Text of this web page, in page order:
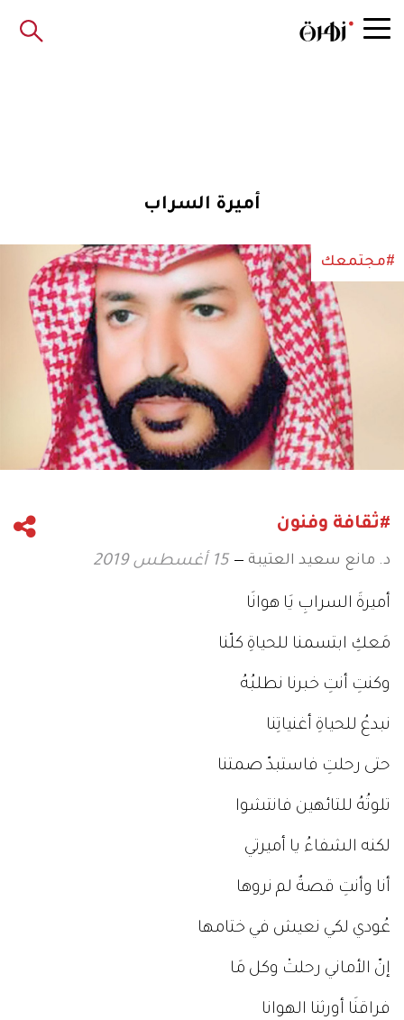
أميرة السراب
#مجتمعك
#ثقافة وفنون
د. مانع سعيد العتيبة 15 أغسطس 2019
أميرةَ السرابِ يَا هوانَا
مَعكِ ابتسمنا للحياةِ كلّنا
وكنتِ أنتِ خبرنا نطلبُهُ
نبدعُ للحياةِ أغنياتِنا
حتى رحلتِ فاستبدّ صمتنا
تلوتُهُ للتائهين فانتشوا
لكنه الشفاءُ يا أميرتي
أنا وأنتِ قصةٌ لم نروها
عُودي لكي نعيش في ختامها
إنّ الأماني رحلتْ وكل مَا
فراقنَا أورثنا الهوانا